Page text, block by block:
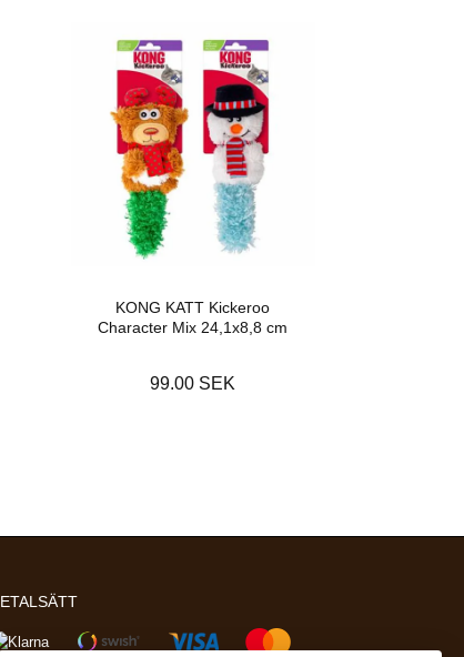
KONG KATT Kickeroo
Character Mix 24,1x8,8 cm
99.00 SEK